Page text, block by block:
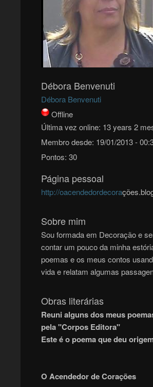
Débora Benvenuti
Débora Benvenuti
Offline
Última vez online: 13 years 2
Membro desde: 19/01/2013 -
Pontos: 30
Página pessoal
http://oacendedordecora
Sobre mim
Sou formada em Decoração e
contar um pouco da minha
poemas e os meus contos
vida e relatam algumas
Obras literárias
Reuni alguns dos meus
pela "Corpos Editora"
Este é o poema que deu
O Acendedor de Corações